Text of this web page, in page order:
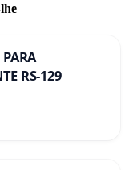
RS-129